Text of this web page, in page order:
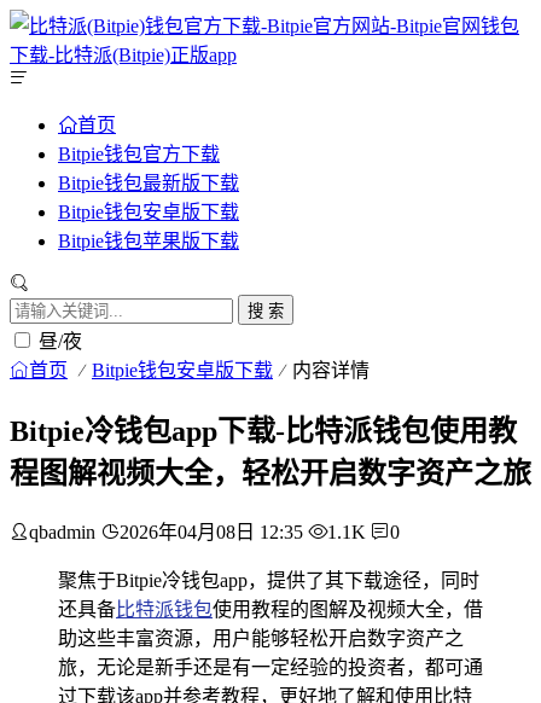
首页
Bitpie钱包官方下载
Bitpie钱包最新版下载
Bitpie钱包安卓版下载
Bitpie钱包苹果版下载
搜 索
昼/夜
首页 Bitpie钱包安卓版下载 内容详情
Bitpie冷钱包app下载-比特派钱包使用教
程图解视频大全，轻松开启数字资产之旅
qbadmin 2026年04月08日 12:35 1.1K 0
聚焦于Bitpie冷钱包app，提供了其下载途径，同时
还具备比特派钱包使用教程的图解及视频大全，借
助这些丰富资源，用户能够轻松开启数字资产之
旅，无论是新手还是有一定经验的投资者，都可通
过下载该app并参考教程，更好地了解和使用比特